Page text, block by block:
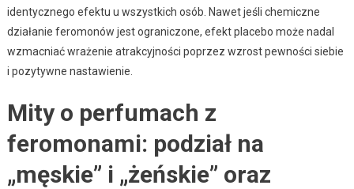
identycznego efektu u wszystkich osób. Nawet jeśli chemiczne
działanie feromonów jest ograniczone, efekt placebo może nadal
wzmacniać wrażenie atrakcyjności poprzez wzrost pewności siebie
i pozytywne nastawienie.
Mity o perfumach z
feromonami: podział na
„męskie” i „żeńskie” oraz